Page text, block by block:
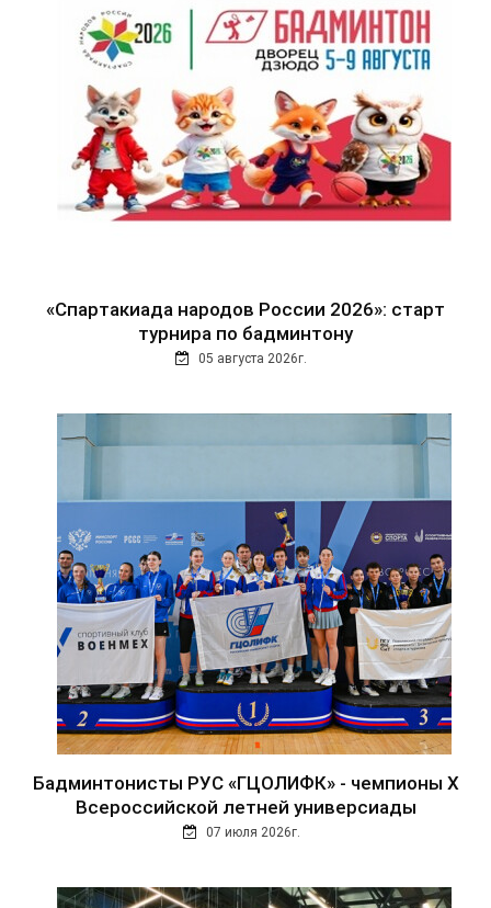
«Спартакиада народов России 2026»: старт
турнира по бадминтону
05 августа 2026г.
Бадминтонисты РУС «ГЦОЛИФК» - чемпионы Х
Всероссийской летней универсиады
07 июля 2026г.